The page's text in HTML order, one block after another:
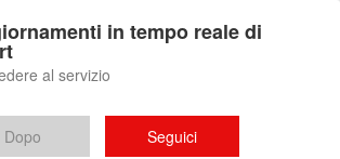
in tempo reale di
al servizio
Dopo Seguici